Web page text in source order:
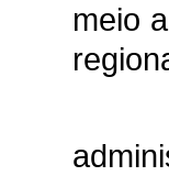
meio